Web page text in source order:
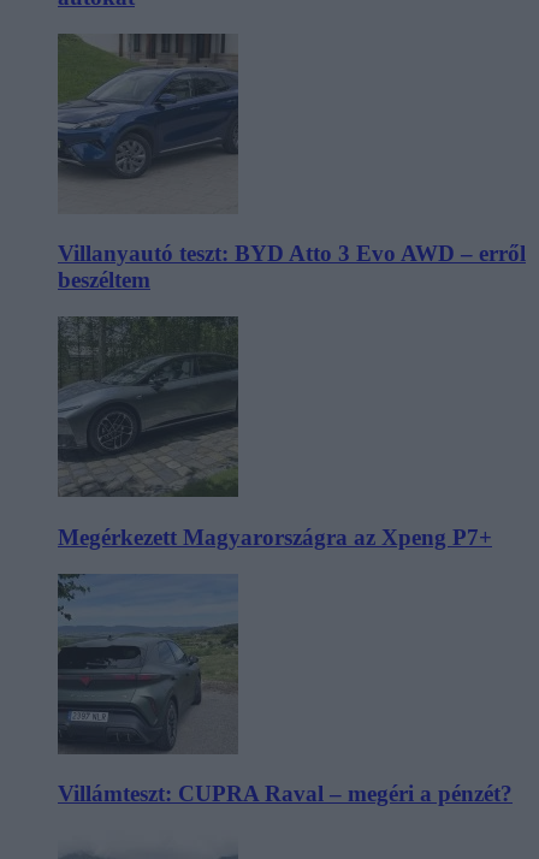
Villanyautó teszt: BYD Atto 3 Evo AWD – erről
beszéltem
Megérkezett Magyarországra az Xpeng P7+
Villámteszt: CUPRA Raval – megéri a pénzét?